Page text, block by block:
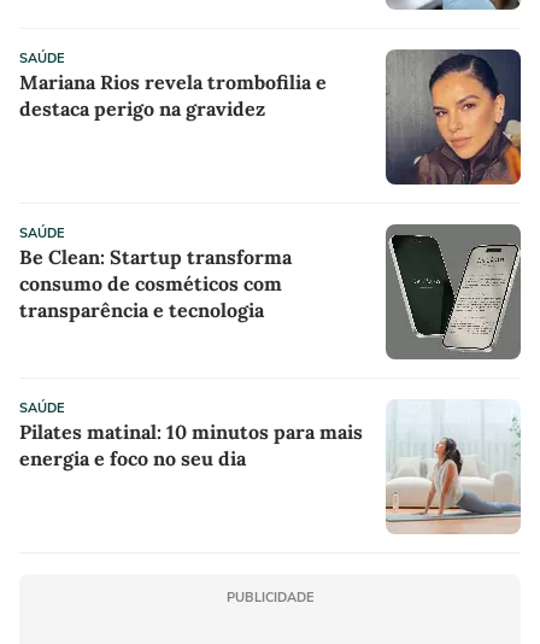
SAÚDE
Mariana Rios revela trombofilia e
destaca perigo na gravidez
SAÚDE
Be Clean: Startup transforma
consumo de cosméticos com
transparência e tecnologia
SAÚDE
Pilates matinal: 10 minutos para mais
energia e foco no seu dia
PUBLICIDADE